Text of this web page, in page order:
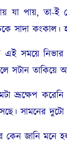
যা পায়, তা-
সাদা কংকাল।
সময়ে নিভার
সটান
করেনি
সামনের দুটো
জানি মনে